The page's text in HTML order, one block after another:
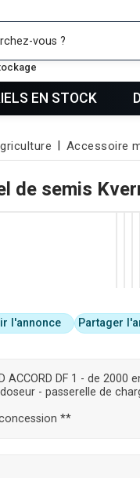
Mes
EN STOCK
Accessoire
de semis
ACCORD DF 1 - de
- passerelle de
**
Partager
l'annonce